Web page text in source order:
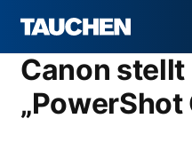
Canon stellt
„PowerShot